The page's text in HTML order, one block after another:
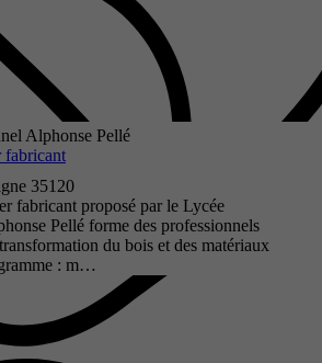
Alphonse Pellé
fabricant
35120
fabricant proposé par le Lycée
Pellé forme des professionnels
du bois et des matériaux
: m…